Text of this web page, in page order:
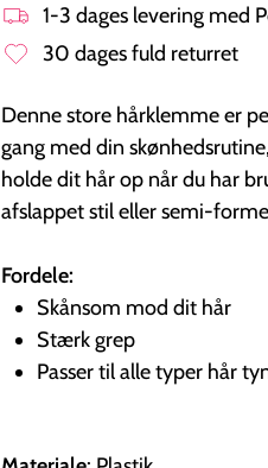
1-3 dages levering med
30 dages fuld returret
Denne store hårklemme er
gang med din
holde dit hår op når du har
afslappet stil eller semi-
Fordele:
Skånsom mod dit hår
Stærk grep
Passer til alle typer hår